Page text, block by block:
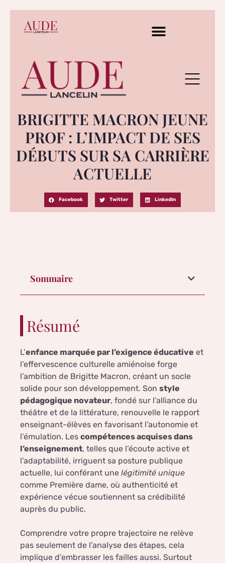
BRIGITTE MACRON JEUNE
PROF : L’IMPACT DE SES
DÉBUTS SUR SA CARRIÈRE
ACTUELLE
Facebook Twitter LinkedIn
Sommaire
Résumé
L’enfance marquée par l’exigence éducative et
l’effervescence culturelle amiénoise forge
l’ambition de Brigitte Macron, créant un socle
solide pour son développement. Son style
pédagogique novateur, fondé sur l’alliance du
théâtre et de la littérature, renouvelle le rapport
enseignant-élèves en favorisant l’autonomie et
l’émulation. Les compétences acquises dans
l’enseignement, telles que l’écoute active et
l’adaptabilité, irriguent sa posture publique
actuelle, lui conférant une légitimité unique
comme Première dame, où authenticité et
expérience vécue soutiennent sa crédibilité
auprès du public.
Comprendre votre propre trajectoire ne relève
pas seulement de l’analyse des étapes, cela
implique d’embrasser les failles aussi. Surtout